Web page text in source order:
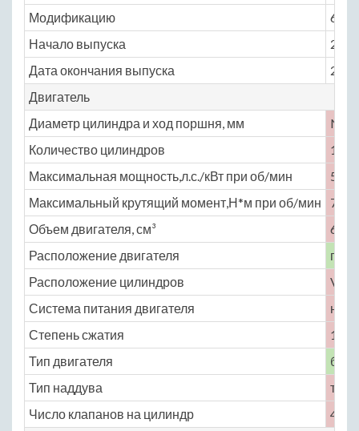
Модификацию
6.6
Начало выпуска
2015
Дата окончания выпуска
2016
Двигатель
Диаметр цилиндра и ход поршня, мм
No
Количество цилиндров
12
Максимальная мощность,л.с./кВт при об/мин
570
Максимальный крутящий момент,Н*м при об/мин
780
Объем двигателя, см³
6592
Расположение двигателя
Расположение цилиндров
V-
Система питания двигателя
Степень сжатия
10
Тип двигателя
Тип наддува
Число клапанов на цилиндр
4